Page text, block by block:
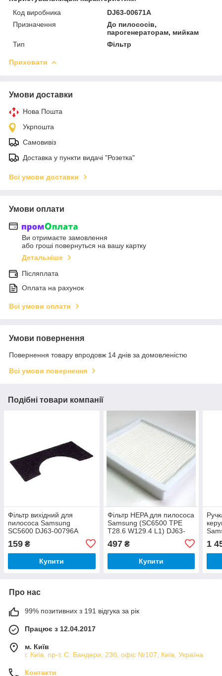
Код виробника
DJ63-00671A
Призначення
До пилососів,
парогенераторам, мийкам
Тип
Фільтр
Приховати
Умови доставки
Нова Пошта
Укрпошта
Самовивіз
Доставка у пункти видачі "Розетка"
Всі умови доставки
Умови оплати
Ви отримаєте замовлення
або гроші повернуться на вашу картку
Детальніше
Післяплата
Оплата на рахунок
Всі умови оплати
Умови повернення
Повернення товару впродовж 14 днів за домовленістю
Всі умови повернення
Подібні товари компанії
Фільтр вихідний для
пилососа Samsung
SC5600 DJ63-00796A
159 ₴
Купити
Фільтр HEPA для пилососа
Samsung (SC6500 TPE
T28.6 W129.4 L1) DJ63-
497₴
Купити
1
Про нас
99% позитивних з 191 відгука за рік
Працює з 12.04.2017
м. Київ
г. Київ, пр-т. С. Бандери, 23б, офіс №107, Київ, Україна
Контакти